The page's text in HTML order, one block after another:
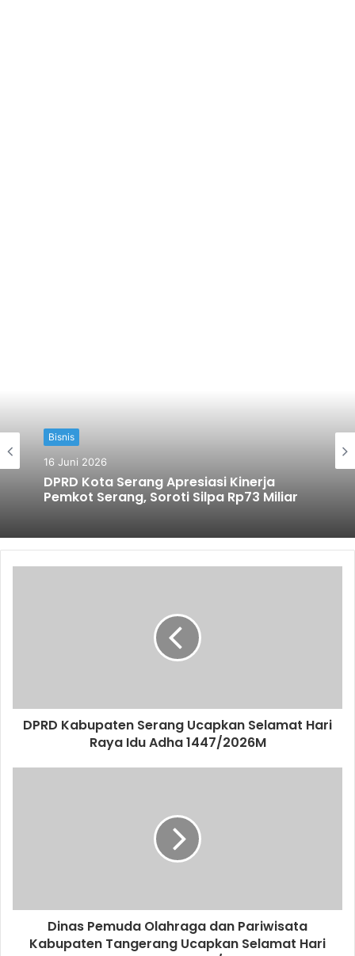
Bisnis
16 Juni 2026
DPRD Kota Serang Apresiasi Kinerja
Pemkot Serang, Soroti Silpa Rp73 Miliar
DPRD Kabupaten Serang Ucapkan Selamat Hari
Raya Idu Adha 1447/2026M
Dinas Pemuda Olahraga dan Pariwisata
Kabupaten Tangerang Ucapkan Selamat Hari